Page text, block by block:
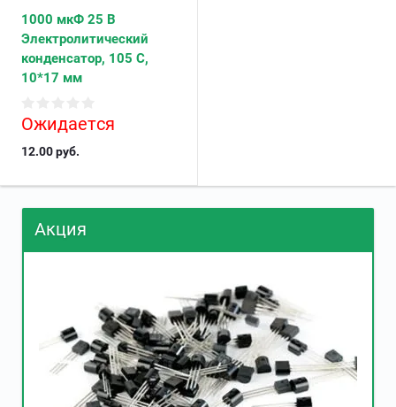
1000 мкФ 25 В
Электролитический
конденсатор, 105 С,
10*17 мм
Ожидается
12.00руб.
Акция